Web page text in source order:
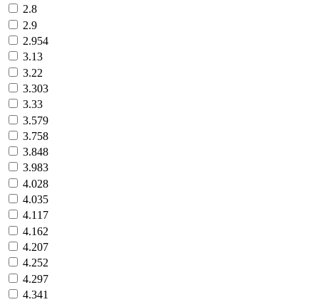
2.8
2.9
2.954
3.13
3.22
3.303
3.33
3.579
3.758
3.848
3.983
4.028
4.035
4.117
4.162
4.207
4.252
4.297
4.341